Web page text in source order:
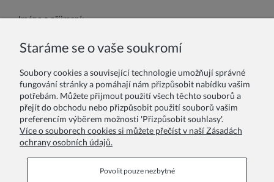
Jméno a příjmení:
Odeslat
Staráme se o vaše soukromí
Soubory cookies a související technologie umožňují správné
fungování stránky a pomáhají nám přizpůsobit nabídku vašim
potřebám. Můžete přijmout použití všech těchto souborů a
přejít do obchodu nebo přizpůsobit použití souborů vašim
preferencím výběrem možnosti 'Přizpůsobit souhlasy'.
Více o souborech cookies si můžete přečíst v naší Zásadách
ochrany osobních údajů.
Povolit pouze nezbytné